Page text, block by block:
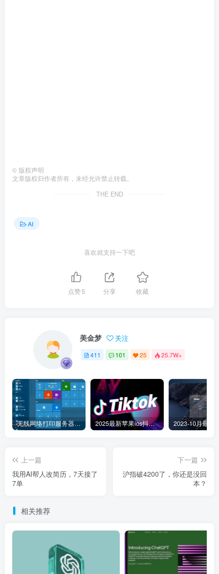
© 版权声明
文章版权归作者所有，未经允许禁止转载。
THE END
AI
喜欢就支持一下吧
点赞5 分享 收藏
美金梦 关注
411 101 25 25.7W+
无线网络打印服务器连接和添加打印机教程 2025最新苹果ios抖音tiktok国际版免拔卡版本
上一篇
我用AI帮人改简历，7天接了
7单
下一篇
沪指破4200了，你还是没回
本？
相关推荐